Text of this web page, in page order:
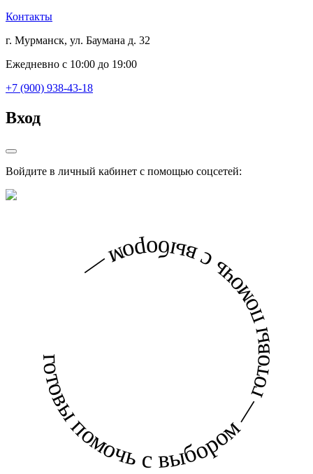
Контакты
г. Мурманск, ул. Баумана д. 32
Ежедневно с 10:00 до 19:00
+7 (900) 938-43-18
Вход
Войдите в личный кабинет с помощью соцсетей:
готовы помочь с выбором — готовы помочь с выбором —